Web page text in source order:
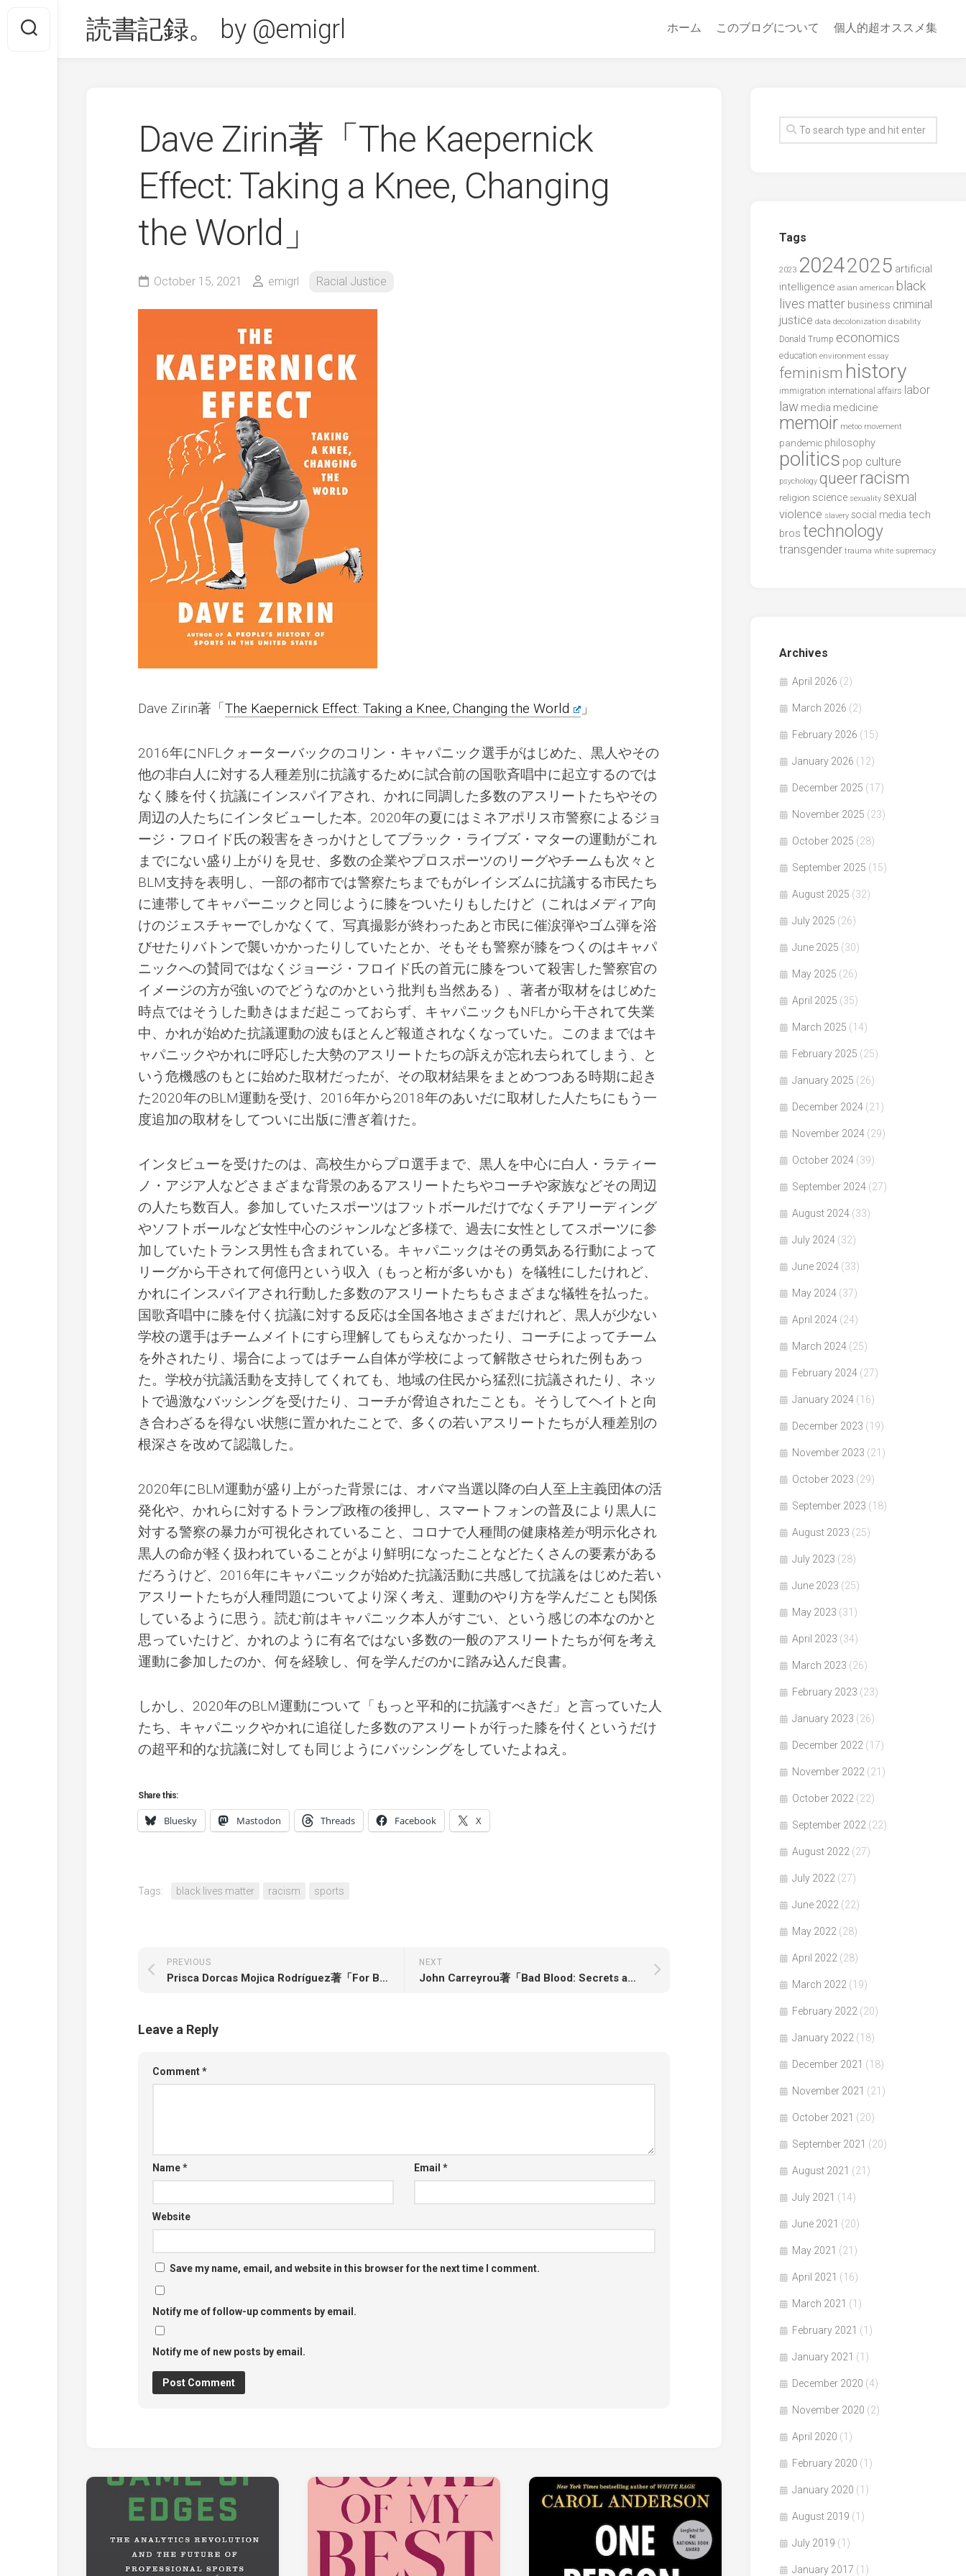
content
読書記録。 by @emigrl ホーム このブログについて 個人的超オススメ集
Dave Zirin著「The Kaepernick
Effect: Taking a Knee, Changing
the World」
October 15, 2021 emigrl Racial Justice
Dave Zirin著「The Kaepernick Effect: Taking a Knee, Changing the World 」
2016年にNFLクォーターバックのコリン・キャパニック選手がはじめた、黒人やその
他の非白人に対する人種差別に抗議するために試合前の国歌斉唱中に起立するのでは
なく膝を付く抗議にインスパイアされ、かれに同調した多数のアスリートたちやその
周辺の人たちにインタビューした本。2020年の夏にはミネアポリス市警察によるジョ
ージ・フロイド氏の殺害をきっかけとしてブラック・ライブズ・マターの運動がこれ
までにない盛り上がりを見せ、多数の企業やプロスポーツのリーグやチームも次々と
BLM支持を表明し、一部の都市では警察たちまでもがレイシズムに抗議する市民たち
に連帯してキャパーニックと同じように膝をついたりもしたけど（これはメディア向
けのジェスチャーでしかなくて、写真撮影が終わったあと市民に催涙弾やゴム弾を浴
びせたりバトンで襲いかかったりしていたとか、そもそも警察が膝をつくのはキャパ
ニックへの賛同ではなくジョージ・フロイド氏の首元に膝をついて殺害した警察官の
イメージの方が強いのでどうなのかという批判も当然ある）、著者が取材をはじめた
時点ではそうした動きはまだ起こっておらず、キャパニックもNFLから干されて失業
中、かれが始めた抗議運動の波もほとんど報道されなくなっていた。このままではキ
ャパニックやかれに呼応した大勢のアスリートたちの訴えが忘れ去られてしまう、と
いう危機感のもとに始めた取材だったが、その取材結果をまとめつつある時期に起き
た2020年のBLM運動を受け、2016年から2018年のあいだに取材した人たちにもう一
度追加の取材をしてついに出版に漕ぎ着けた。
インタビューを受けたのは、高校生からプロ選手まで、黒人を中心に白人・ラティー
ノ・アジア人などさまざまな背景のあるアスリートたちやコーチや家族などその周辺
の人たち数百人。参加していたスポーツはフットボールだけでなくチアリーディング
やソフトボールなど女性中心のジャンルなど多様で、過去に女性としてスポーツに参
加していたトランス男性も含まれている。キャパニックはその勇気ある行動によって
リーグから干されて何億円という収入（もっと桁が多いかも）を犠牲にしたけれど、
かれにインスパイアされ行動した多数のアスリートたちもさまざまな犠牲を払った。
国歌斉唱中に膝を付く抗議に対する反応は全国各地さまざまだけれど、黒人が少ない
学校の選手はチームメイトにすら理解してもらえなかったり、コーチによってチーム
を外されたり、場合によってはチーム自体が学校によって解散させられた例もあっ
た。学校が抗議活動を支持してくれても、地域の住民から猛烈に抗議されたり、ネッ
トで過激なバッシングを受けたり、コーチが脅迫されたことも。そうしてヘイトと向
き合わざるを得ない状態に置かれたことで、多くの若いアスリートたちが人種差別の
根深さを改めて認識した。
2020年にBLM運動が盛り上がった背景には、オバマ当選以降の白人至上主義団体の活
発化や、かれらに対するトランプ政権の後押し、スマートフォンの普及により黒人に
対する警察の暴力が可視化されていること、コロナで人種間の健康格差が明示化され
黒人の命が軽く扱われていることがより鮮明になったことなどたくさんの要素がある
だろうけど、2016年にキャパニックが始めた抗議活動に共感して抗議をはじめた若い
アスリートたちが人種問題についてより深く考え、運動のやり方を学んだことも関係
しているように思う。読む前はキャパニック本人がすごい、という感じの本なのかと
思っていたけど、かれのように有名ではない多数の一般のアスリートたちが何を考え
運動に参加したのか、何を経験し、何を学んだのかに踏み込んだ良書。
しかし、2020年のBLM運動について「もっと平和的に抗議すべきだ」と言っていた人
たち、キャパニックやかれに追従した多数のアスリートが行った膝を付くというだけ
の超平和的な抗議に対しても同じようにバッシングをしていたよねえ。
Share this:
Bluesky Mastodon Threads Facebook X
Tags: black lives matter racism sports
NEXT
John Carreyrou著「Bad Blood: Secrets and Lies in a Silicon Valley Startup」
PREVIOUS
Prisca Dorcas Mojica Rodríguez著「For Brown Girls with Sharp Edges and Tender Hearts: A Love Letter to Women of Color」
Leave a Reply
Comment*
Name* Email *
Website
Save my name, email, and website in this browser for the next time I comment.
Notify me of follow-up comments by email.
Notify me of new posts by email.
Tags
2023 20242025 artificial
intelligence asian american black
lives matter business criminal
justice data decolonization disability
Donald Trump economics
education environment essay
feminism history
immigration international affairs labor
law media medicine
memoir metoo movement
pandemic philosophy
politics pop culture
psychology queerracism
religion science sexuality sexual
violence slavery social media tech
bros technology
transgender trauma white supremacy
Archives
April 2026 (2)
March 2026 (2)
February 2026 (15)
January 2026 (12)
December 2025 (17)
November 2025 (23)
October 2025 (28)
September 2025 (15)
August 2025 (32)
July 2025 (26)
June 2025 (30)
May 2025 (26)
April 2025 (35)
March 2025 (14)
February 2025 (25)
January 2025 (26)
December 2024 (21)
November 2024 (29)
October 2024 (39)
September 2024 (27)
August 2024 (33)
July 2024 (32)
June 2024 (33)
May 2024 (37)
April 2024 (24)
March 2024 (25)
February 2024 (27)
January 2024 (16)
December 2023 (19)
November 2023 (21)
October 2023 (29)
September 2023 (18)
August 2023 (25)
July 2023 (28)
June 2023 (25)
May 2023 (31)
April 2023 (34)
March 2023 (26)
February 2023 (23)
January 2023 (26)
December 2022 (17)
November 2022 (21)
October 2022 (22)
September 2022 (22)
August 2022 (27)
July 2022 (27)
June 2022 (22)
May 2022 (28)
April 2022 (28)
March 2022 (19)
February 2022 (20)
January 2022 (18)
December 2021 (18)
November 2021 (21)
October 2021 (20)
September 2021 (20)
August 2021 (21)
July 2021 (14)
June 2021 (20)
May 2021 (21)
April 2021 (16)
March 2021 (1)
February 2021 (1)
January 2021 (1)
December 2020 (4)
November 2020 (2)
April 2020 (1)
February 2020 (1)
January 2020 (1)
August 2019 (1)
July 2019 (1)
January 2017 (1)